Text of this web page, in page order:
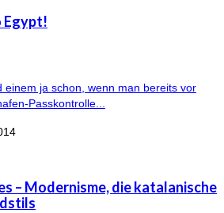
Egypt!
einem ja schon, wenn man bereits vor
Passkontrolle...
– Modernisme, die katalanische